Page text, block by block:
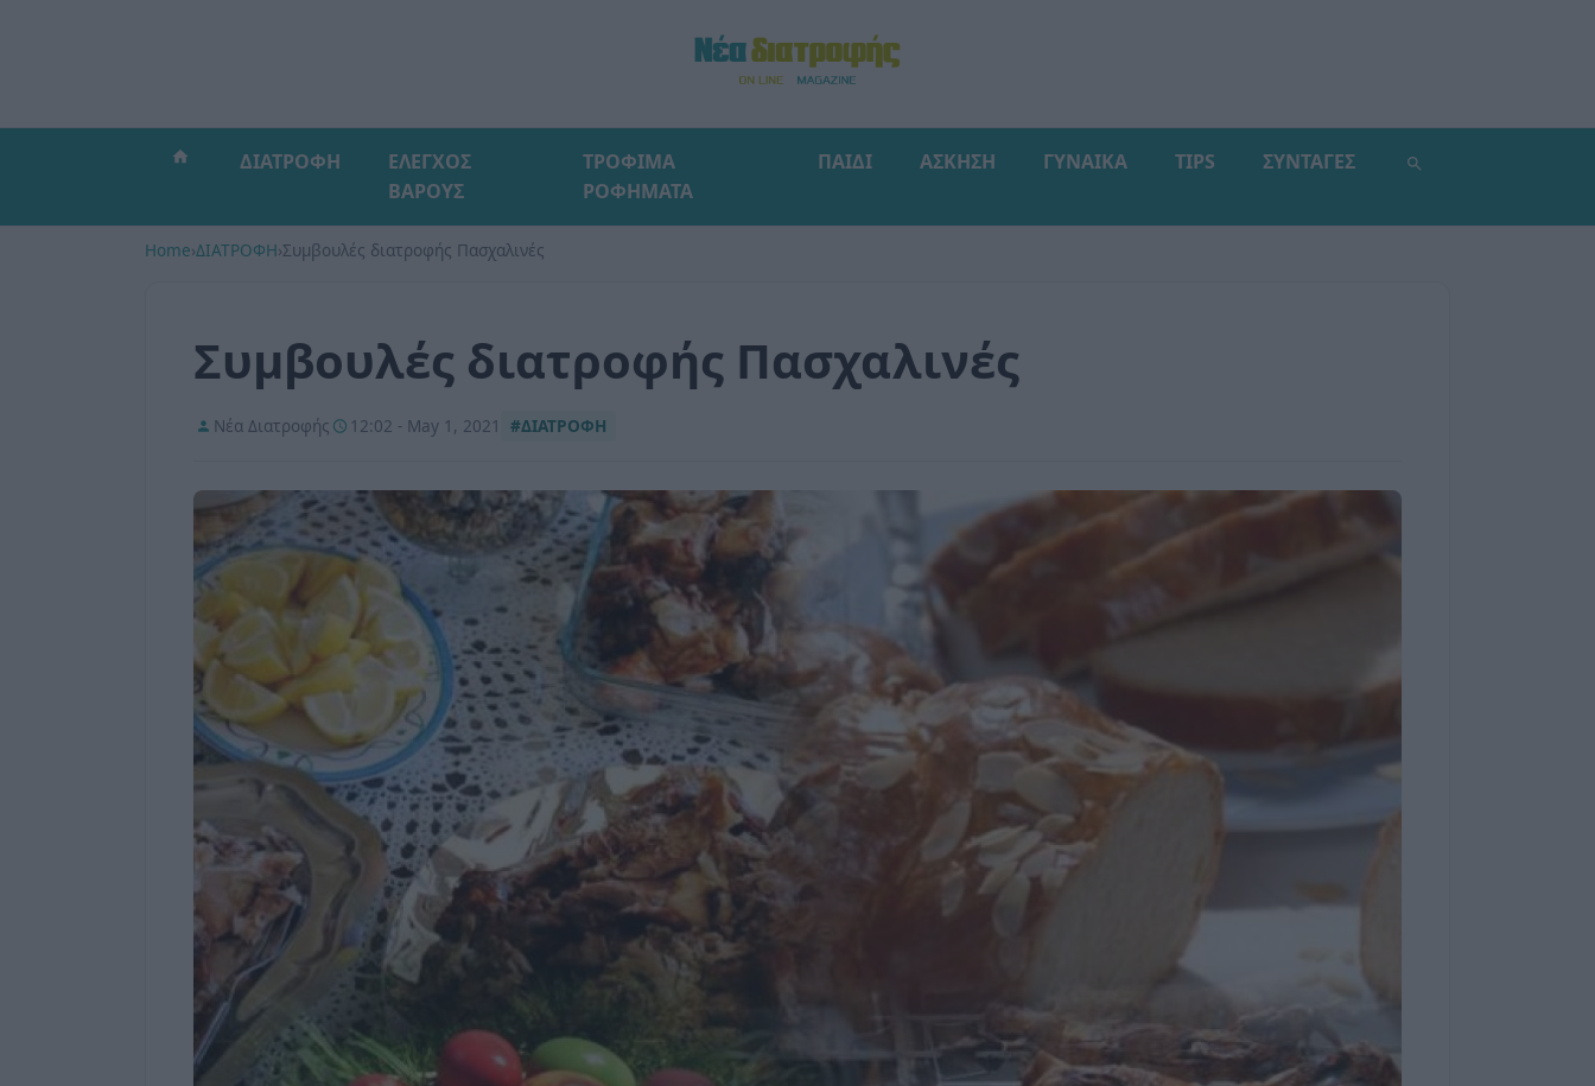
ΔΙΑΤΡΟΦΗ
ΕΛΕΓΧΟΣ
ΒΑΡΟΥΣ
ΤΡΟΦΙΜΑ
ΡΟΦΗΜΑΤΑ
ΠΑΙΔΙ ΑΣΚΗΣΗ ΓΥΝΑΙΚΑ TIPS ΣΥΝΤΑΓΕΣ
Home›ΔΙΑΤΡΟΦΗ›Συμβουλές διατροφής Πασχαλινές
Συμβουλές διατροφής Πασχαλινές
Νέα Διατροφής 12:02 - May 1, 2021 #ΔΙΑΤΡΟΦΗ